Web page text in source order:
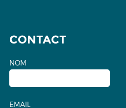
CONTACT
NOM
EMAIL